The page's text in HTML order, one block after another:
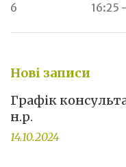
6
16:25
Нові записи
Графік
н.р.
14.10.2024